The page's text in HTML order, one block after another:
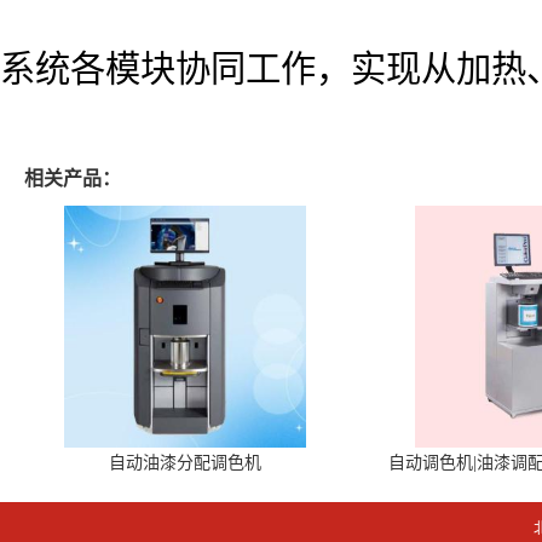
系统各模块协同工作，实现从加
相关产品：
自动油漆分配调色机 自动调色机|油漆调